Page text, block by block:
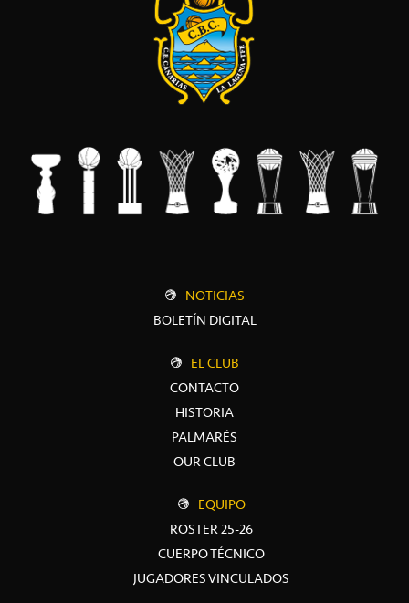
NOTICIAS
BOLETÍN DIGITAL
EL CLUB
CONTACTO
HISTORIA
PALMARÉS
OUR CLUB
EQUIPO
ROSTER 25-26
CUERPO TÉCNICO
JUGADORES VINCULADOS